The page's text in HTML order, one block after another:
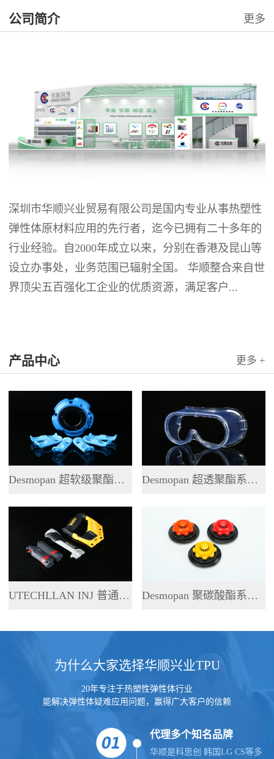
公司简介 更多
深圳市华顺兴业贸易有限公司是国内专业从事热塑性
弹性体原材料应用的先行者，迄今已拥有二十多年的
行业经验。自2000年成立以来，分别在香港及昆山等
设立办事处，业务范围已辐射全国。 华顺整合来自世
界顶尖五百强化工企业的优质资源，满足客户...
产品中心 更多 +
Desmopan 超软级聚酯系列 TPU Desmopan 超透聚酯系列 TPU
UTECHLLAN INJ 普通聚酯系列 TPU Desmopan 聚碳酸酯系列 TPU
为什么大家选择华顺兴业TPU
20年专注于热塑性弹性体行业
能解决弹性体疑难应用问题，赢得广大客户的信赖
代理多个知名品牌
华顺是科思创 韩国LG CS等多